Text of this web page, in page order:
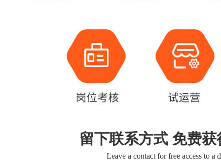
留下联系方式 免费
Leave a contact for free access to a